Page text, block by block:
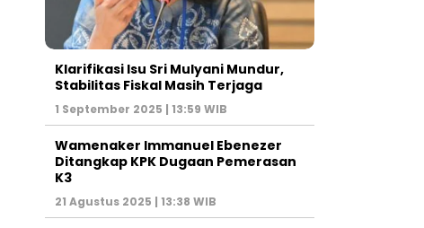
Klarifikasi Isu Sri Mulyani Mundur,
Stabilitas Fiskal Masih Terjaga
1 September 2025 | 13:59 WIB
Wamenaker Immanuel Ebenezer
Ditangkap KPK Dugaan Pemerasan
K3
21 Agustus 2025 | 13:38 WIB